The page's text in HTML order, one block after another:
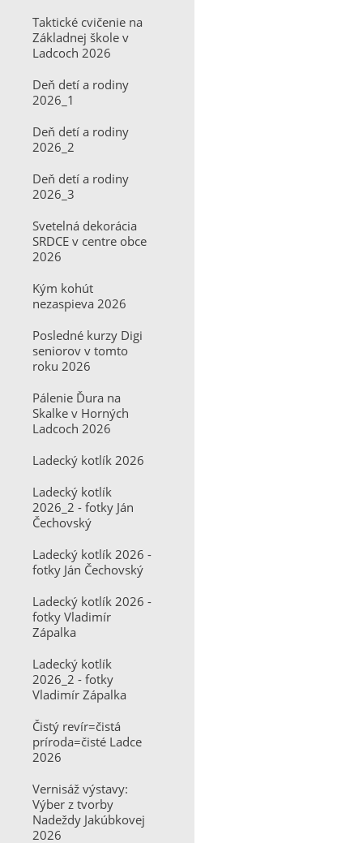
Taktické cvičenie na
Základnej škole v
Ladcoch 2026
Deň detí a rodiny
2026_1
Deň detí a rodiny
2026_2
Deň detí a rodiny
2026_3
Svetelná dekorácia
SRDCE v centre obce
2026
Kým kohút
nezaspieva 2026
Posledné kurzy Digi
seniorov v tomto
roku 2026
Pálenie Ďura na
Skalke v Horných
Ladcoch 2026
Ladecký kotlík 2026
Ladecký kotlík
2026_2 - fotky Ján
Čechovský
Ladecký kotlík 2026 -
fotky Ján Čechovský
Ladecký kotlík 2026 -
fotky Vladimír
Zápalka
Ladecký kotlík
2026_2 - fotky
Vladimír Zápalka
Čistý revír=čistá
príroda=čisté Ladce
2026
Vernisáž výstavy:
Výber z tvorby
Nadeždy Jakúbkovej
2026